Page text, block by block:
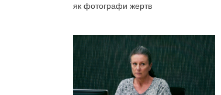
як фотографи жертв